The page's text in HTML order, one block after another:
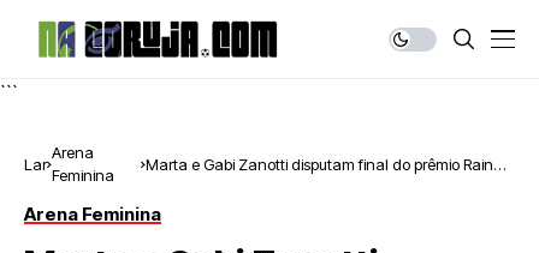
```
Lar
Arena
Feminina
Marta e Gabi Zanotti disputam final do prêmio Rainha
Arena Feminina